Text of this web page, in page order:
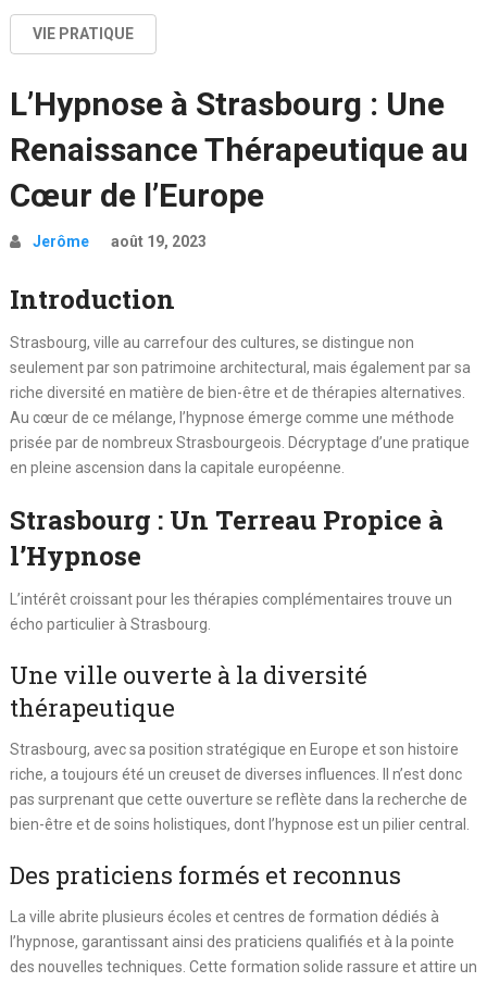
VIE PRATIQUE
L’Hypnose à Strasbourg : Une
Renaissance Thérapeutique au
Cœur de l’Europe
Jerôme août 19, 2023
Introduction
Strasbourg, ville au carrefour des cultures, se distingue non
seulement par son patrimoine architectural, mais également par sa
riche diversité en matière de bien-être et de thérapies alternatives.
Au cœur de ce mélange, l’hypnose émerge comme une méthode
prisée par de nombreux Strasbourgeois. Décryptage d’une pratique
en pleine ascension dans la capitale européenne.
Strasbourg : Un Terreau Propice à
l’Hypnose
L’intérêt croissant pour les thérapies complémentaires trouve un
écho particulier à Strasbourg.
Une ville ouverte à la diversité
thérapeutique
Strasbourg, avec sa position stratégique en Europe et son histoire
riche, a toujours été un creuset de diverses influences. Il n’est donc
pas surprenant que cette ouverture se reflète dans la recherche de
bien-être et de soins holistiques, dont l’hypnose est un pilier central.
Des praticiens formés et reconnus
La ville abrite plusieurs écoles et centres de formation dédiés à
l’hypnose, garantissant ainsi des praticiens qualifiés et à la pointe
des nouvelles techniques. Cette formation solide rassure et attire un